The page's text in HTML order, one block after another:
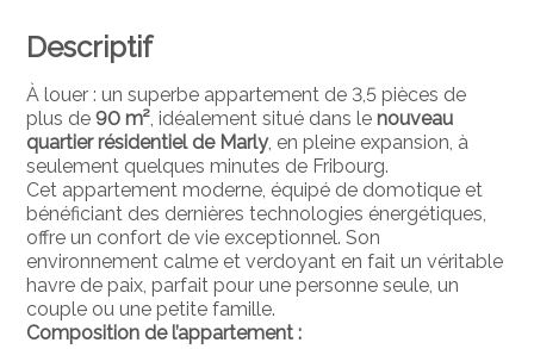
Descriptif
À louer : un superbe appartement de 3,5 pièces de
plus de90 m², idéalement situé dans lenouveau
quartier résidentiel de Marly, en pleine expansion, à
seulement quelques minutes de Fribourg.
Cet appartement moderne, équipé de domotique et
bénéficiant des dernières technologies énergétiques,
offre un confort de vie exceptionnel. Son
environnement calme et verdoyant en fait un véritable
havre de paix, parfait pour une personne seule, un
couple ou une petite famille.
Composition de l’appartement :